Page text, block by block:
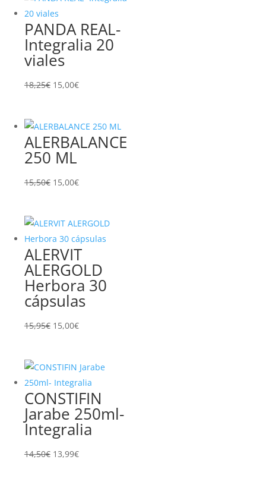
PANDA REAL-
Integralia 20
viales
18,25€ El
era:
18,25€.
15,00€El
es:
15,00€.
ALERBALANCE
250 ML
15,50€ El
era:
15,50€.
15,00€El
es:
15,00€.
ALERVIT
ALERGOLD
Herbora 30
cápsulas
15,95€ El
era:
15,95€.
15,00€El
es:
15,00€.
CONSTIFIN
Jarabe 250ml-
Integralia
14,50€ El
13,99€El